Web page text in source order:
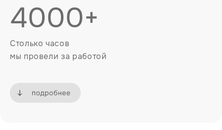
4000+
Столько часов
мы провели за работой